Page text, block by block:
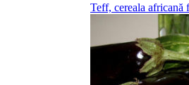
Teff, cereala africană